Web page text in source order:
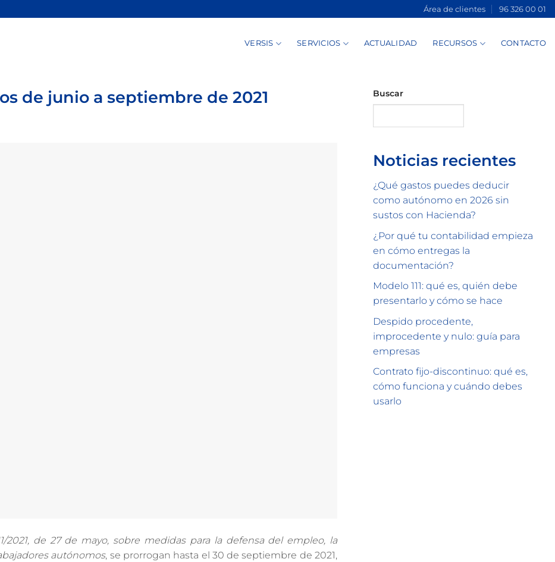
Área de clientes 96 326 00 01
VERSIS SERVICIOS ACTUALIDAD RECURSOS CONTACTO
de junio a septiembre de 2021
2021, de 27 de mayo, sobre medidas para la defensa del empleo, la
autónomos, se prorrogan hasta el 30 de septiembre de 2021,
Buscar
Noticias recientes
¿Qué gastos puedes deducir
como autónomo en 2026 sin
sustos con Hacienda?
¿Por qué tu contabilidad empieza
en cómo entregas la
documentación?
Modelo 111: qué es, quién debe
presentarlo y cómo se hace
Despido procedente,
improcedente y nulo: guía para
empresas
Contrato fijo-discontinuo: qué es,
cómo funciona y cuándo debes
usarlo